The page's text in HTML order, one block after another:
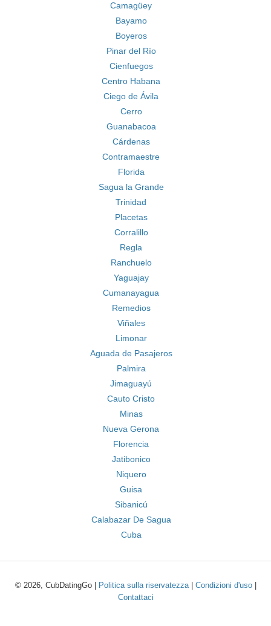
Camagüey
Bayamo
Boyeros
Pinar del Río
Cienfuegos
Centro Habana
Ciego de Ávila
Cerro
Guanabacoa
Cárdenas
Contramaestre
Florida
Sagua la Grande
Trinidad
Placetas
Corralillo
Regla
Ranchuelo
Yaguajay
Cumanayagua
Remedios
Viñales
Limonar
Aguada de Pasajeros
Palmira
Jimaguayú
Cauto Cristo
Minas
Nueva Gerona
Florencia
Jatibonico
Niquero
Guisa
Sibanicú
Calabazar De Sagua
Cuba
© 2026, CubDatingGo | Politica sulla riservatezza| Condizioni d'uso|
Contattaci